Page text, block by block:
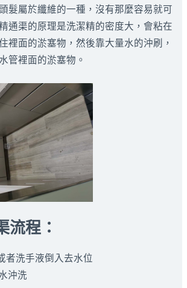
髮屬於纖維的一種，沒有那麼容易就可
通渠的原理是洗潔精的密度大，會粘在
裡面的淤塞物，然後靠大量水的沖刷，
管裡面的淤塞物。
流程：
者洗手液倒入去水位
沖洗